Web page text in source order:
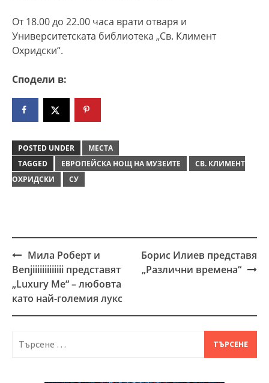
От 18.00 до 22.00 часа врати отваря и
Университетската библиотека „Св. Климент
Охридски“.
Сподели в:
POSTED UNDER
МЕСТА
TAGGED
ЕВРОПЕЙСКА НОЩ НА МУЗЕИТЕ
СВ. КЛИМЕНТ
ОХРИДСКИ
СУ
Post
navigation
Мила Роберт и
Benjiiiiiiiiiiiii представят
„Luxury Me“ – любовта
като най-големия лукс
Борис Илиев представя
„Различни времена“
Търсене